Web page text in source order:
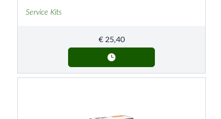
Service Kits
€25,40